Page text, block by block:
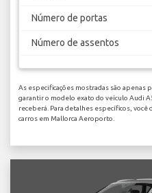
Número de portas
Número de assentos
As especificações mostradas são
garantir o modelo exato do veículo Audi
receberá. Para detalhes específicos,
carros em Mallorca Aeroporto.